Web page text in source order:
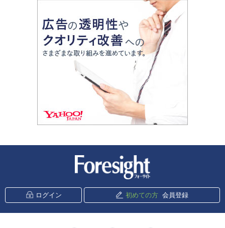
ログイン 初めての方 会員登録